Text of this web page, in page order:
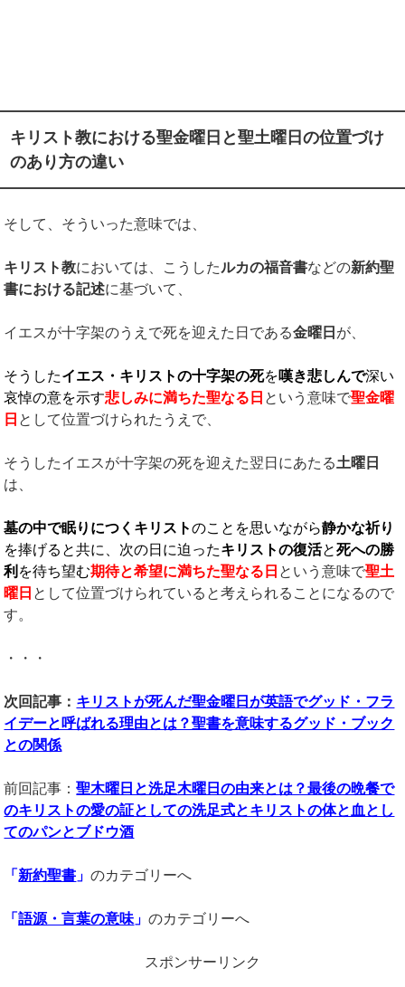
キリスト教における聖金曜日と聖土曜日の位置づけ
のあり方の違い
そして、そういった意味では、
キリスト教においては、こうしたルカの福音書などの新約聖
書における記述に基づいて、
イエスが十字架のうえで死を迎えた日である金曜日 が、
そうしたイエス・キリストの十字架の死を嘆き悲しんで深い
哀悼の意を示す悲しみに満ちた聖なる日 という意味で聖金曜
日 として位置づけられたうえで、
そうしたイエスが十字架の死を迎えた翌日にあたる土曜日
は、
墓の中で眠りにつくキリストのことを思いながら静かな祈り
を捧げると共に、次の日に迫ったキリストの復活と死への勝
利 を待ち望む期待と希望に満ちた聖なる日 という意味で聖土
曜日 として位置づけられていると考えられることになるので
す。
・・・
次回記事： キリストが死んだ聖金曜日が英語でグッド・フラ
イデーと呼ばれる理由とは？聖書を意味するグッド・ブック
との関係
前回記事：聖木曜日と洗足木曜日の由来とは？最後の晩餐で
のキリストの愛の証としての洗足式とキリストの体と血とし
てのパンとブドウ酒
「新約聖書 」のカテゴリーへ
「語源・言葉の意味」のカテゴリーへ
スポンサーリンク